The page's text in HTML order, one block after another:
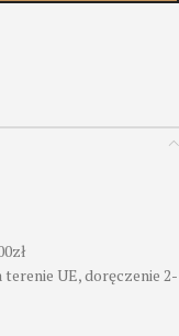
UE, doręczenie 2-